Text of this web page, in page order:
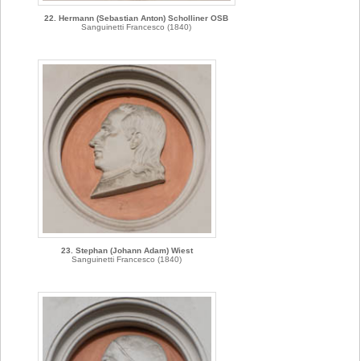
22. Hermann (Sebastian Anton) Scholliner OSB
Sanguinetti Francesco (1840)
23. Stephan (Johann Adam) Wiest
Sanguinetti Francesco (1840)